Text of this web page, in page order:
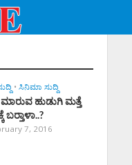
• ಸಿನಿಮಾ ಸುದ್ದಿ
ಹುಡುಗಿ ಮತ್ತೆ
ಬರ‍್ತಾಳಾ..?
7, 2016